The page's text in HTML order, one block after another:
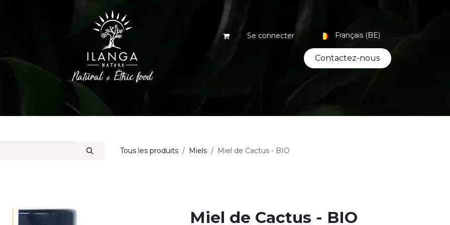
Se connecter Français (BE)
Contacte​​​​z-nous
Tous les produits Miels Miel de Cactus - BIO
Miel de Cactus - BIO